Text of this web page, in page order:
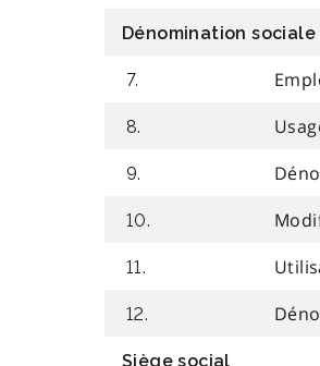
Dénomination sociale
7.
8.
9.
10.
11.
12.
Siège social